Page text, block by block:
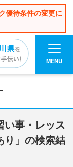
優待条件の変更に
MENU
い事・レッス
り」の検索結